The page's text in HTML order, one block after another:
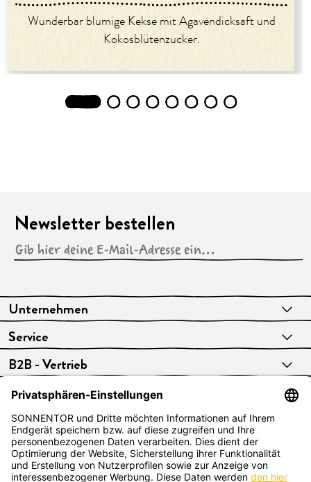
Wunderbar blumige Kekse mit Agavendicksaft und
Kokosblütenzucker.
2 3 4 5 6 7 8
Unternehmen
Service
B2B - Vertrieb
Newsletter bestellen
Deutsch